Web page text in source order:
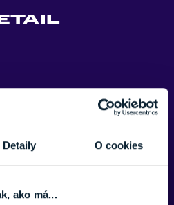
Detaily O cookies
ako má...
viac informácii? Sme tu